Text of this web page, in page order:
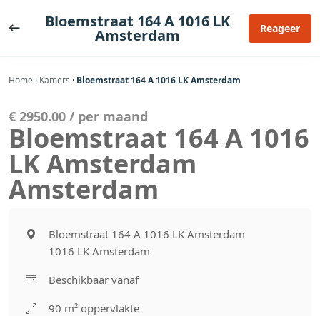
naar
Bloemstraat 164 A 1016 LK
Amsterdam Reageer
Home · Kamers · Bloemstraat 164 A 1016 LK Amsterdam
€ 2950.00 / per maand
Bloemstraat 164 A 1016
LK Amsterdam
Amsterdam
Bloemstraat 164 A 1016 LK Amsterdam
1016 LK Amsterdam
Beschikbaar vanaf
90 m² oppervlakte